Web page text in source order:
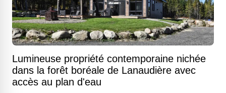
Lumineuse propriété contemporaine nichée
dans la forêt boréale de Lanaudière avec
accès au plan d'eau